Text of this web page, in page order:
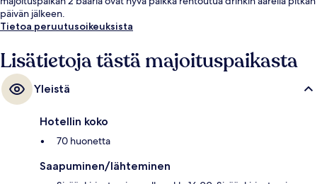
päivän jälkeen.
Tietoa peruutusoikeuksista
Lisätietoja tästä majoituspaikasta
Yleistä
Hotellin koko
70 huonetta
Saapuminen/lähteminen